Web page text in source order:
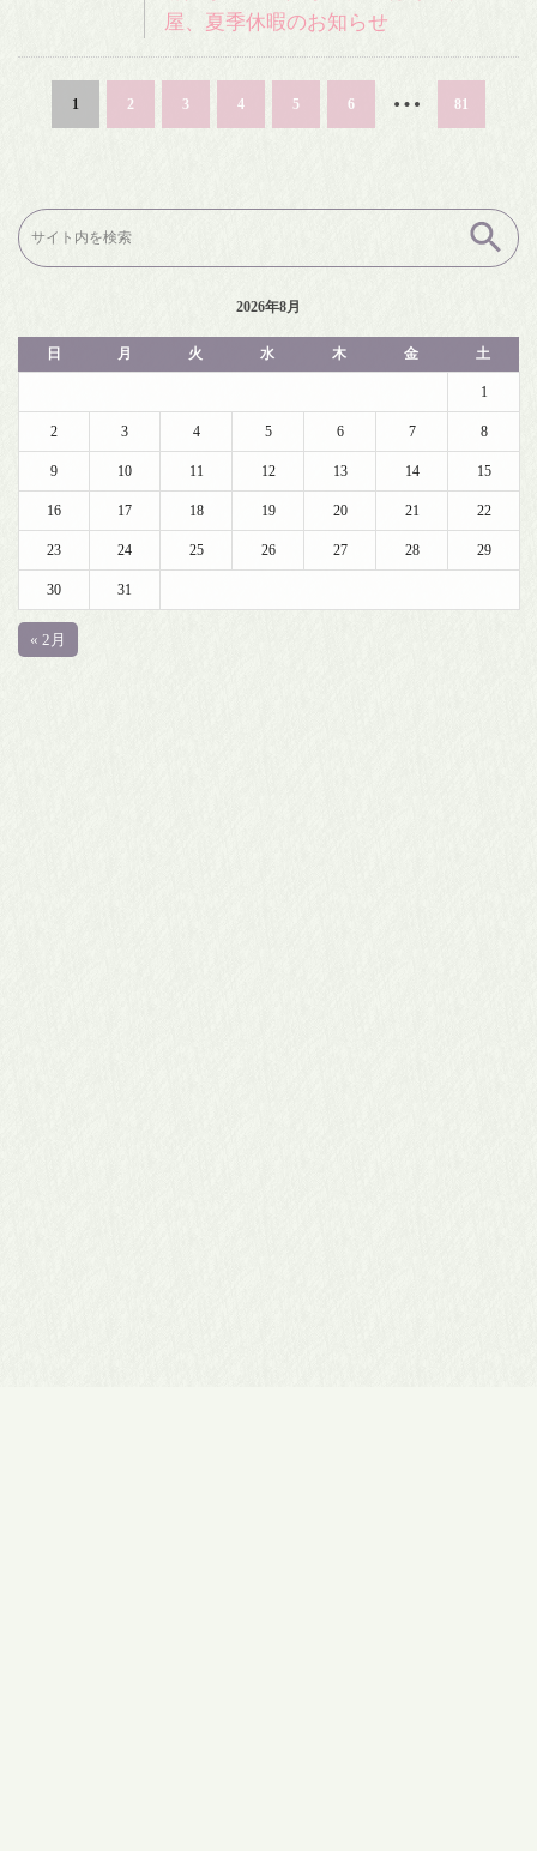
屋、夏季休暇のお知らせ
1 2 3 4 5 6 … 81
検
索:
2026年8月
日 月 火 水 木 金 土
1
2 3 4 5 6 7 8
9 10 11 12 13 14 15
16 17 18 19 20 21 22
23 24 25 26 27 28 29
30 31
« 2月